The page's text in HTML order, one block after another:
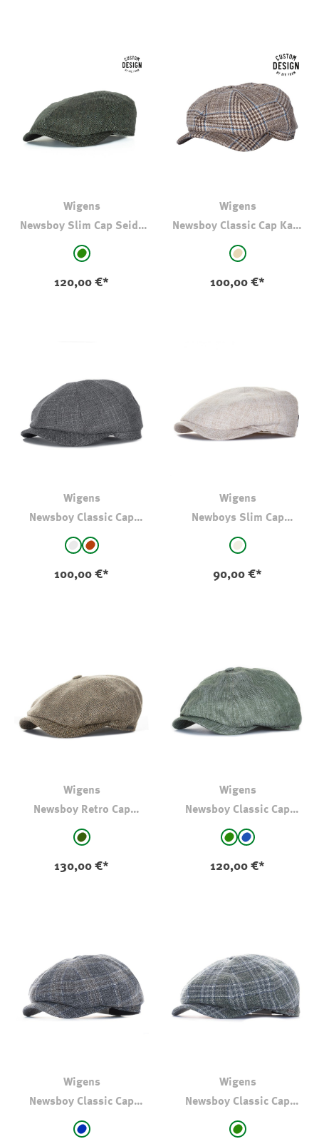
Wigens
Newsboy Slim Cap Seide
auswählen
grün
120,00 €*
Wigens
Newsboy Classic Cap Karo
auswählen
beige - kariert
100,00 €*
Wigens
Newsboy Classic Cap
auswählen
hellgrau
rost
100,00 €*
Wigens
Newboys Slim Cap
auswählen
natur
90,00 €*
Wigens
Newsboy Retro Cap
auswählen
hell oliv-kaki
130,00 €*
Wigens
Newsboy Classic Cap
auswählen
grünmittelblau
120,00 €*
Wigens
Newsboy Classic Cap
auswählen
blau - kariert
Wigens
Newsboy Classic Cap
auswählen
grün - kariert